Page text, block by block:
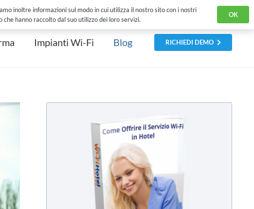
e Case History Eventi Sei un Rivenditore? Contatti English Version
Impianti Wi-Fi Blog RICHIEDI DEMO
inoltre informazioni sul modo in cui utilizza il nostro sito con i nostri
hanno raccolto dal suo utilizzo dei loro servizi.
OK